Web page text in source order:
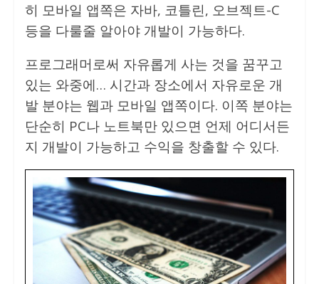
히 모바일 앱쪽은 자바, 코틀린, 오브젝트-C
등을 다룰줄 알아야 개발이 가능하다.
프로그래머로써 자유롭게 사는 것을 꿈꾸고
있는 와중에… 시간과 장소에서 자유로운 개
발 분야는 웹과 모바일 앱쪽이다. 이쪽 분야는
단순히 PC나 노트북만 있으면 언제 어디서든
지 개발이 가능하고 수익을 창출할 수 있다.